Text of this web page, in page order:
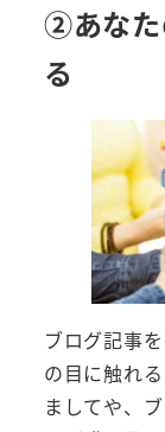
②あなた
る
ブログ記事
の目に触れ
ましてや、